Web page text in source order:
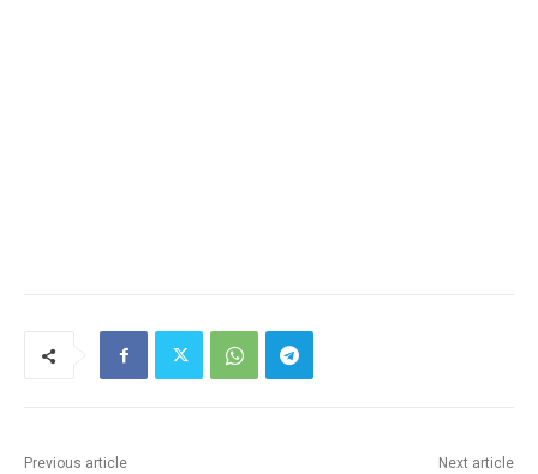
Previous article Next article